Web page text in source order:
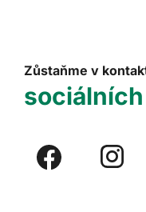
Zůstaňme v